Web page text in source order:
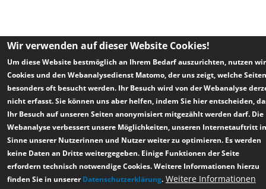
Wir verwenden auf dieser Website Cookies!
Um diese Website bestmöglich an Ihrem Bedarf auszurichten, nutzen wir
Cookies und den Webanalysedienst Matomo, der uns zeigt, welche Seiten
besonders oft besucht werden. Ihr Besuch wird von der Webanalyse
nicht erfasst. Sie können uns aber helfen, indem Sie hier entscheiden,
Ihr Besuch auf unseren Seiten anonymisiert mitgezählt werden darf. Die
Webanalyse verbessert unsere Möglichkeiten, unseren Internetauftritt
Sinne unserer Nutzerinnen und Nutzer weiter zu optimieren. Es werden
keine Daten an Dritte weitergegeben. Einige Funktionen der Seite
erfordern technisch notwendige Cookies. Weitere Informationen hierzu
finden Sie in unsererDatenschutzerklärung. Weitere Informationen